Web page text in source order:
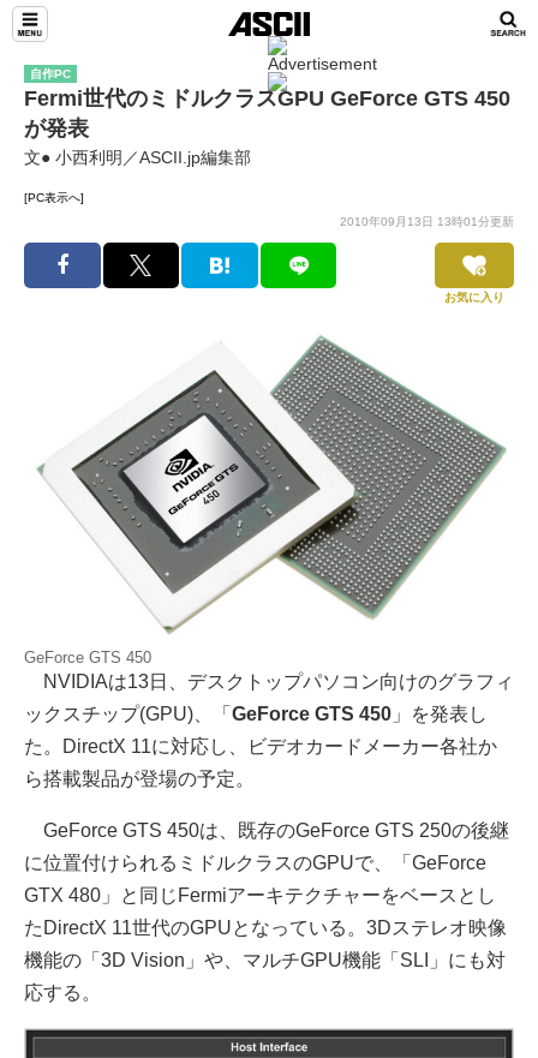
自作PC
Fermi世代のミドルクラスGPU GeForce GTS 450
が発表
文● 小西利明／ASCII.jp編集部
[PC表示へ]
2010年09月13日 13時01分更新
お気に入り
GeForce GTS 450
NVIDIAは13日、デスクトップパソコン向けのグラフィ
ックスチップ(GPU)、「 GeForce GTS 450 」を発表し
た。DirectX 11に対応し、ビデオカードメーカー各社か
ら搭載製品が登場の予定。
GeForce GTS 450は、既存のGeForce GTS 250の後継
に位置付けられるミドルクラスのGPUで、「GeForce
GTX 480」と同じFermiアーキテクチャーをベースとし
たDirectX 11世代のGPUとなっている。3Dステレオ映像
機能の「3D Vision」や、マルチGPU機能「SLI」にも対
応する。